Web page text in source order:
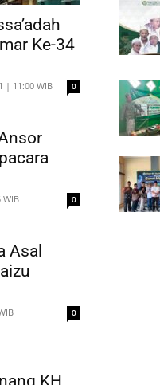
Ke-34
| 11:00 WIB 0
WIB 0
Asal
0
KH